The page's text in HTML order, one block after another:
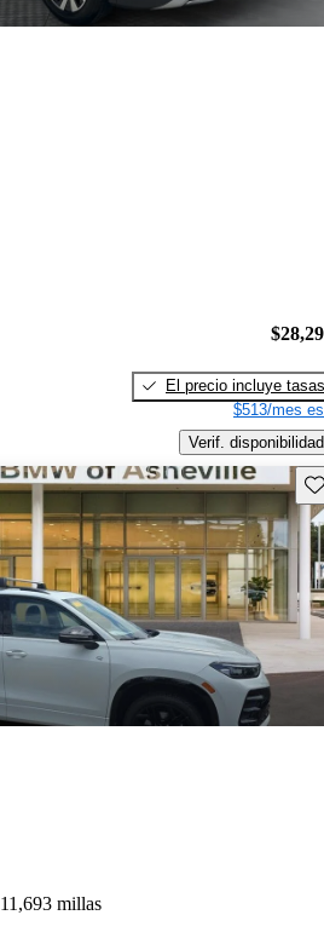
El precio incluye tasas
$513/mes
Verif. disponibilidad
11,693 millas